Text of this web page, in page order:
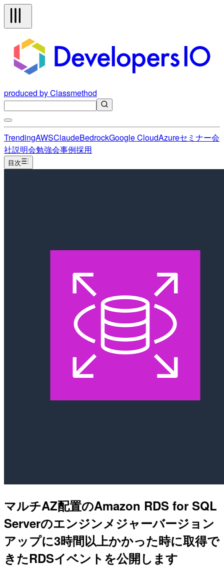
produced by Classmethod
TrendingAWSClaudeBedrockGoogle CloudAzureセミナー会
社説明会勉強会事例採用
目次
マルチAZ配置のAmazon RDS for SQL
Serverのエンジンメジャーバージョン
アップに3時間以上かかった時に取得で
きたRDSイベントを公開します